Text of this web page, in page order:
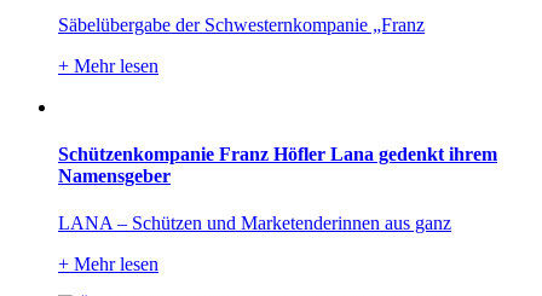
Säbelübergabe der Schwesternkompanie „Franz
+ Mehr lesen
Schützenkompanie Franz Höfler Lana gedenkt ihrem
Namensgeber
LANA – Schützen und Marketenderinnen aus ganz
+ Mehr lesen